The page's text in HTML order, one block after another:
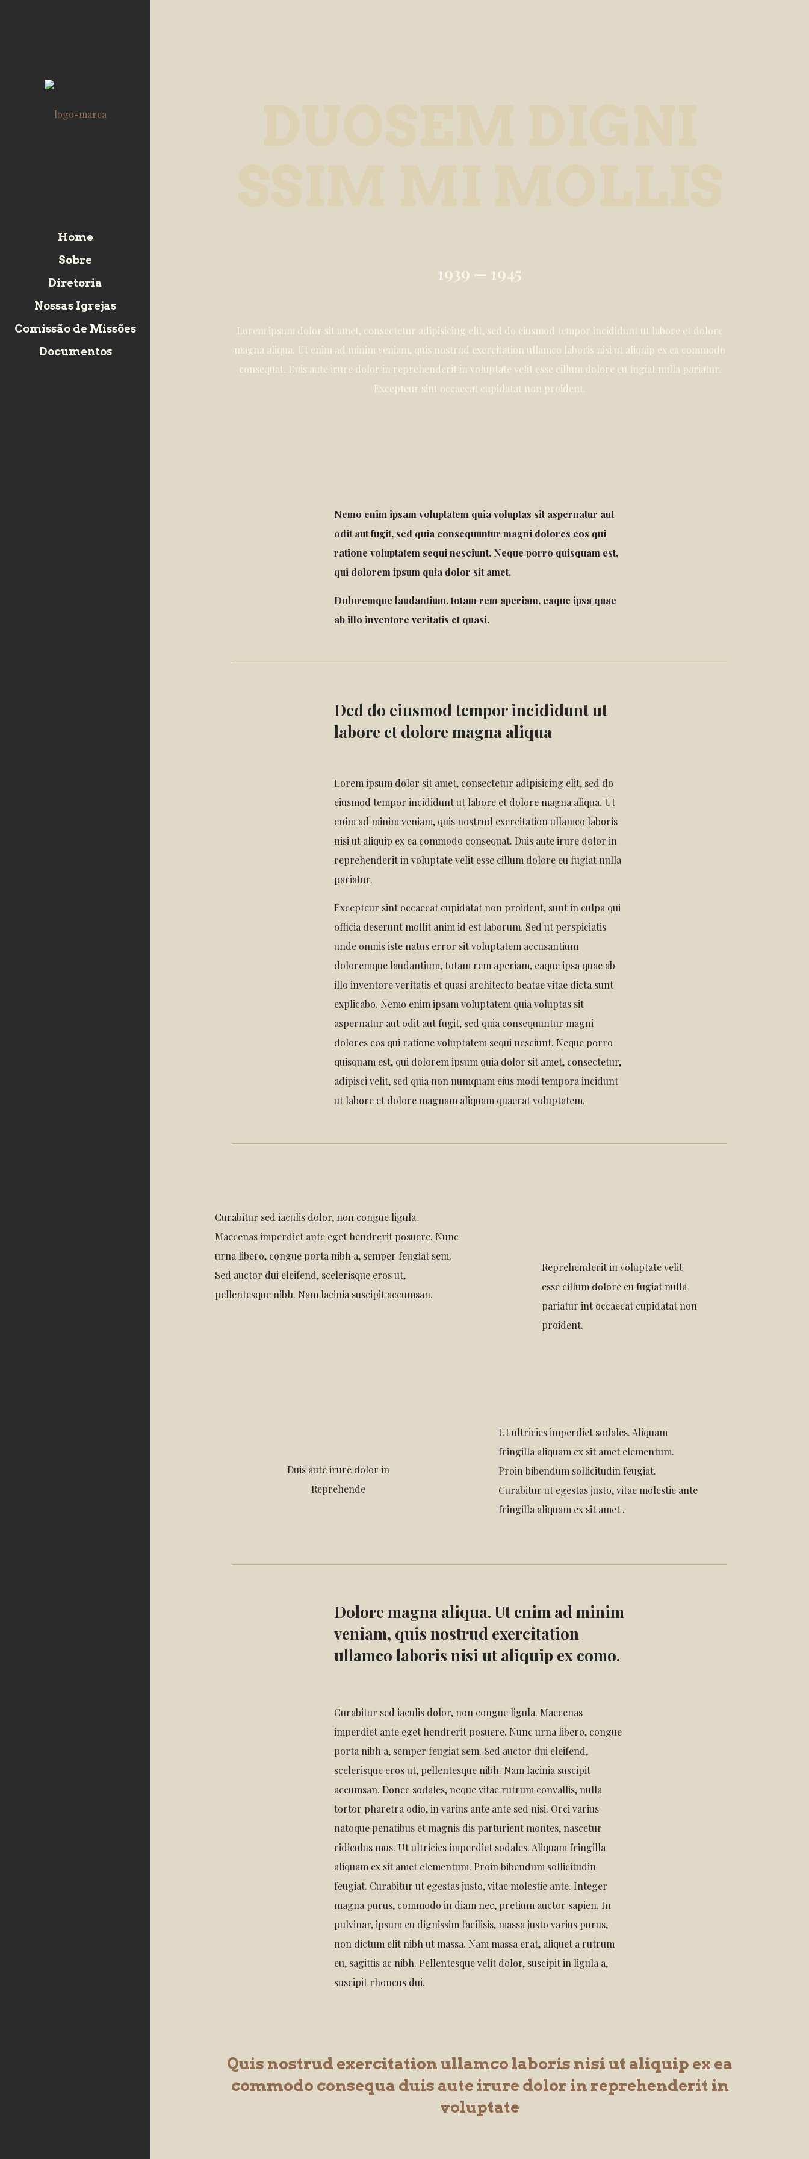
Home
Sobre
Diretoria
Nossas Igrejas
Comissão de Missões
Documentos
1939 — 1945
Lorem ipsum dolor sit amet, consectetur adipisicing elit, sed do eiusmod tempor incididunt ut labore et dolore
magna aliqua. Ut enim ad minim veniam, quis nostrud exercitation ullamco laboris nisi ut aliquip ex ea commodo
consequat. Duis aute irure dolor in reprehenderit in voluptate velit esse cillum dolore eu fugiat nulla pariatur.
Excepteur sint occaecat cupidatat non proident.
Nemo enim ipsam voluptatem quia voluptas sit aspernatur aut
odit aut fugit, sed quia consequuntur magni dolores eos qui
ratione voluptatem sequi nesciunt. Neque porro quisquam est,
qui dolorem ipsum quia dolor sit amet.
Doloremque laudantium, totam rem aperiam, eaque ipsa quae
ab illo inventore veritatis et quasi.
Ded do eiusmod tempor incididunt ut
labore et dolore magna aliqua
Lorem ipsum dolor sit amet, consectetur adipisicing elit, sed do
eiusmod tempor incididunt ut labore et dolore magna aliqua. Ut
enim ad minim veniam, quis nostrud exercitation ullamco laboris
nisi ut aliquip ex ea commodo consequat. Duis aute irure dolor in
reprehenderit in voluptate velit esse cillum dolore eu fugiat nulla
pariatur.
Excepteur sint occaecat cupidatat non proident, sunt in culpa qui
officia deserunt mollit anim id est laborum. Sed ut perspiciatis
unde omnis iste natus error sit voluptatem accusantium
doloremque laudantium, totam rem aperiam, eaque ipsa quae ab
illo inventore veritatis et quasi architecto beatae vitae dicta sunt
explicabo. Nemo enim ipsam voluptatem quia voluptas sit
aspernatur aut odit aut fugit, sed quia consequuntur magni
dolores eos qui ratione voluptatem sequi nesciunt. Neque porro
quisquam est, qui dolorem ipsum quia dolor sit amet, consectetur,
adipisci velit, sed quia non numquam eius modi tempora incidunt
ut labore et dolore magnam aliquam quaerat voluptatem.
Curabitur sed iaculis dolor, non congue ligula.
Maecenas imperdiet ante eget hendrerit posuere. Nunc
urna libero, congue porta nibh a, semper feugiat sem.
Sed auctor dui eleifend, scelerisque eros ut,
pellentesque nibh. Nam lacinia suscipit accumsan.
Reprehenderit in voluptate velit
esse cillum dolore eu fugiat nulla
pariatur int occaecat cupidatat non
proident.
Duis aute irure dolor in
Reprehende
Ut ultricies imperdiet sodales. Aliquam
fringilla aliquam ex sit amet elementum.
Proin bibendum sollicitudin feugiat.
Curabitur ut egestas justo, vitae molestie ante
fringilla aliquam ex sit amet .
Dolore magna aliqua. Ut enim ad minim
veniam, quis nostrud exercitation
ullamco laboris nisi ut aliquip ex como.
Curabitur sed iaculis dolor, non congue ligula. Maecenas
imperdiet ante eget hendrerit posuere. Nunc urna libero, congue
porta nibh a, semper feugiat sem. Sed auctor dui eleifend,
scelerisque eros ut, pellentesque nibh. Nam lacinia suscipit
accumsan. Donec sodales, neque vitae rutrum convallis, nulla
tortor pharetra odio, in varius ante ante sed nisi. Orci varius
natoque penatibus et magnis dis parturient montes, nascetur
ridiculus mus. Ut ultricies imperdiet sodales. Aliquam fringilla
aliquam ex sit amet elementum. Proin bibendum sollicitudin
feugiat. Curabitur ut egestas justo, vitae molestie ante. Integer
magna purus, commodo in diam nec, pretium auctor sapien. In
pulvinar, ipsum eu dignissim facilisis, massa justo varius purus,
non dictum elit nibh ut massa. Nam massa erat, aliquet a rutrum
eu, sagittis ac nibh. Pellentesque velit dolor, suscipit in ligula a,
suscipit rhoncus dui.
Quis nostrud exercitation ullamco laboris nisi ut aliquip ex ea
commodo consequa duis aute irure dolor in reprehenderit in
voluptate